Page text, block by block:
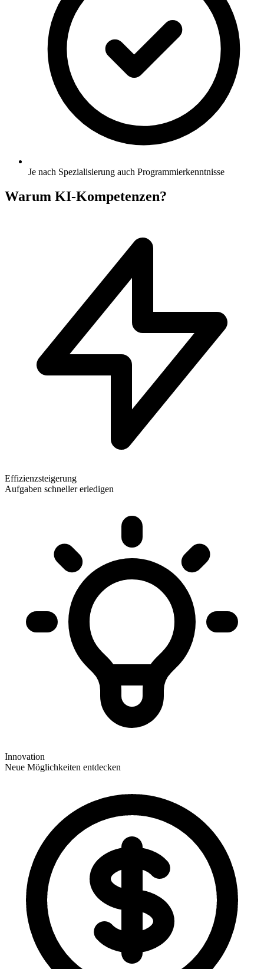
Je nach Spezialisierung auch Programmierkenntnisse
Warum KI-Kompetenzen?
Effizienzsteigerung
Aufgaben schneller erledigen
Innovation
Neue Möglichkeiten entdecken